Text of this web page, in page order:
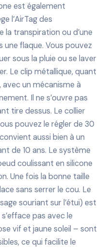
est également
l’AirTag des
la transpiration ou d’une
flaque. Vous pouvez
sous la pluie ou se laver
Le clip métallique, quant
avec un mécanisme à
Il ne s’ouvre pas
tire dessus. Le collier
pouvez le régler de 30
aussi bien à un
de 10 ans. Le système
coulissant en silicone
Une fois la bonne taille
sans serrer le cou. Le
souriant sur l’étui) est
pas avec le
vif et jaune soleil – sont
ce qui facilite le